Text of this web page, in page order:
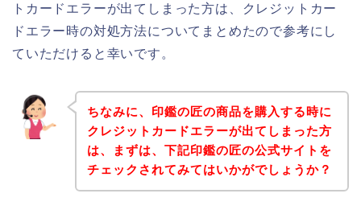
トカードエラーが出てしまった方は、クレジットカー
ドエラー時の対処方法についてまとめたので参考にし
ていただけると幸いです。
ちなみに、印鑑の匠の商品を購入する時に
クレジットカードエラーが出てしまった方
は、まずは、下記印鑑の匠の公式サイトを
チェックされてみてはいかがでしょうか？